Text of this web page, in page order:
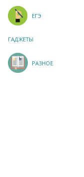
ЕГЭ
ГАДЖЕТЫ
РАЗНОЕ